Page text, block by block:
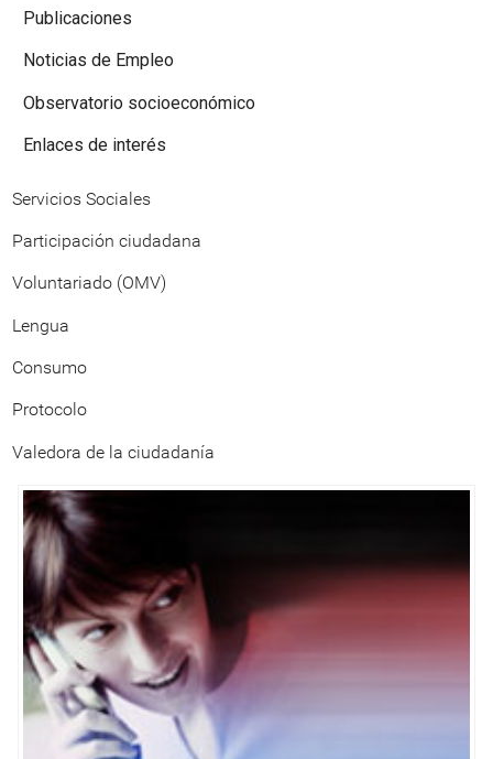
Publicaciones
Noticias de Empleo
Observatorio socioeconómico
Enlaces de interés
Servicios Sociales
Participación ciudadana
Voluntariado (OMV)
Lengua
Consumo
Protocolo
Valedora de la ciudadanía